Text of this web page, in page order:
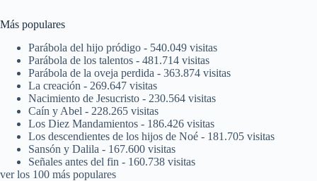
Más populares
Parábola del hijo pródigo - 540.049 visitas
Parábola de los talentos - 481.714 visitas
Parábola de la oveja perdida - 363.874 visitas
La creación - 269.647 visitas
Nacimiento de Jesucristo - 230.564 visitas
Caín y Abel - 228.265 visitas
Los Diez Mandamientos - 186.426 visitas
Los descendientes de los hijos de Noé - 181.705 visitas
Sansón y Dalila - 167.600 visitas
Señales antes del fin - 160.738 visitas
ver los 100 más populares